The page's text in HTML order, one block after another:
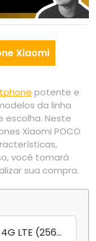
Xiaomi
potente e
da linha
escolha. Neste
Xiaomi POCO
você tomará
sua compra.
LTE (256